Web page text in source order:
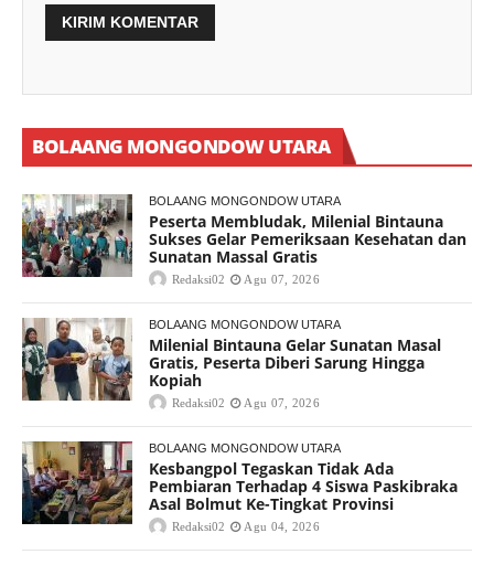
BOLAANG MONGONDOW UTARA
BOLAANG MONGONDOW UTARA
Peserta Membludak, Milenial Bintauna
Sukses Gelar Pemeriksaan Kesehatan dan
Sunatan Massal Gratis
Redaksi02 Agu 07, 2026
BOLAANG MONGONDOW UTARA
Milenial Bintauna Gelar Sunatan Masal
Gratis, Peserta Diberi Sarung Hingga
Kopiah
Redaksi02 Agu 07, 2026
BOLAANG MONGONDOW UTARA
Kesbangpol Tegaskan Tidak Ada
Pembiaran Terhadap 4 Siswa Paskibraka
Asal Bolmut Ke-Tingkat Provinsi
Redaksi02 Agu 04, 2026